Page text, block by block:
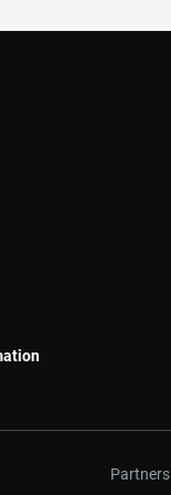
Partners